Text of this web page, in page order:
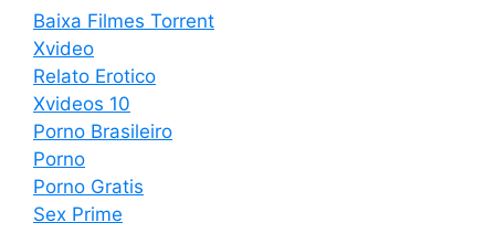
Baixa Filmes Torrent
Xvideo
Relato Erotico
Xvideos 10
Porno Brasileiro
Porno
Porno Gratis
Sex Prime